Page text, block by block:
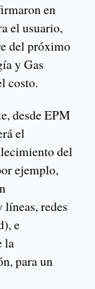
en
el usuario,
del próximo
y Gas
costo.
desde EPM
el
del
ejemplo,
redes
e
la
para un